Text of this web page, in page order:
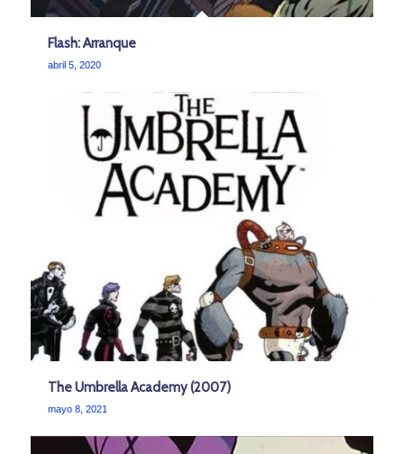
Flash: Arranque
abril 5, 2020
The Umbrella Academy (2007)
mayo 8, 2021